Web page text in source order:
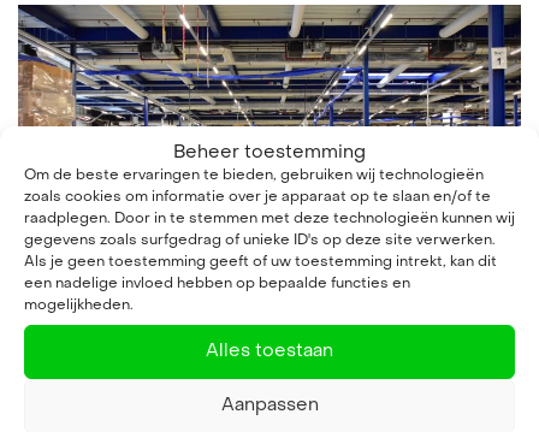
Beheer toestemming
Om de beste ervaringen te bieden, gebruiken wij technologieën
zoals cookies om informatie over je apparaat op te slaan en/of te
raadplegen. Door in te stemmen met deze technologieën kunnen wij
gegevens zoals surfgedrag of unieke ID's op deze site verwerken.
Als je geen toestemming geeft of uw toestemming intrekt, kan dit
een nadelige invloed hebben op bepaalde functies en
mogelijkheden.
Alles toestaan
Aanpassen
Medewerker Ompak